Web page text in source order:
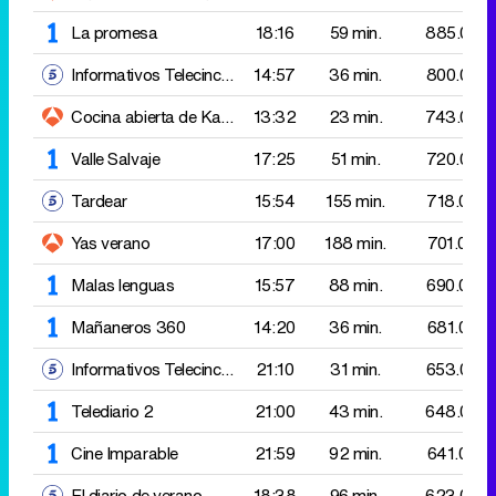
Valle Salvaje
17:25 51 min.
720.000
Tardear
15:54 155 min.
718.000
Yas verano
17:00 188 min.
701.000
Malas lenguas
15:57 88 min.
690.000
Mañaneros 360
14:20 36 min.
681.000
Informativos Telecinco 21:00
21:10 31 min.
653.000
Telediario 2
21:00 43 min.
648.000
CineImparable 21:59 92 min.
641.000
El diario de verano
18:38 96 min.
623.000
¡De viernes!: Lo mejor
22:08 214 min.
618.000
Agarrate al sillon
20:15 54 min.
589.000
Vamos a ver más verano
13:30 87 min. 561.000